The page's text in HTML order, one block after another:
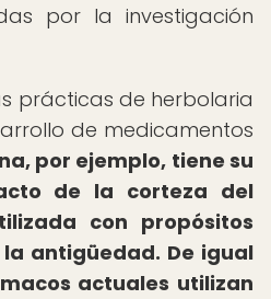
por la investigación
prácticas de herbolaria
de medicamentos
por ejemplo, tiene su
de la corteza del
con propósitos
antigüedad. De igual
actuales utilizan